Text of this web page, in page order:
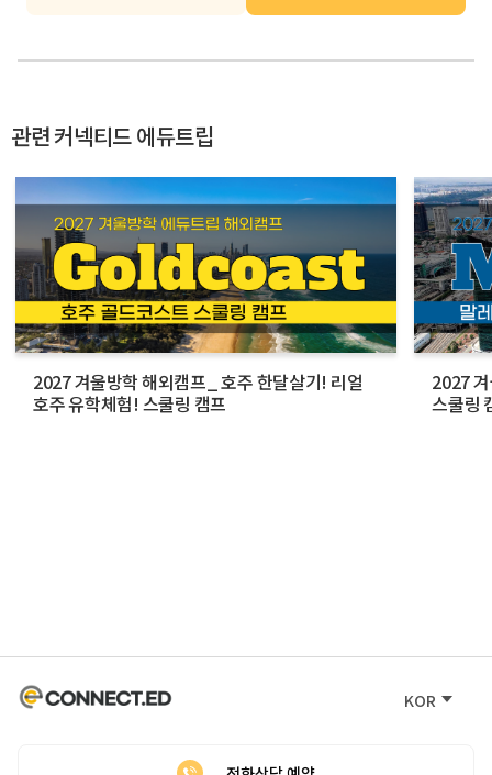
관련 커넥티드 에듀트립
2027 겨울방학 해외캠프_ 호주 한달살기! 리얼
호주 유학체험! 스쿨링 캠프
2027
스쿨링
KOR